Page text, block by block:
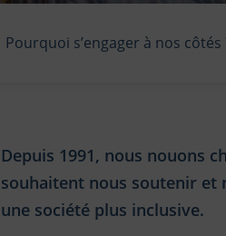
Pourquoi s’engager à nos côtés
Depuis 1991, nous nouons
souhaitent nous soutenir et
une société plus inclusive.